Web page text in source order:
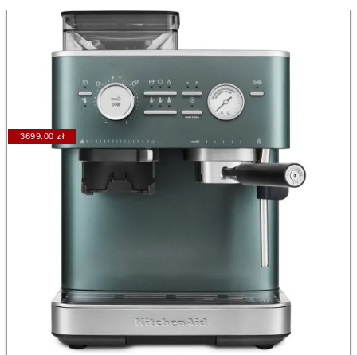
3699.00 zł